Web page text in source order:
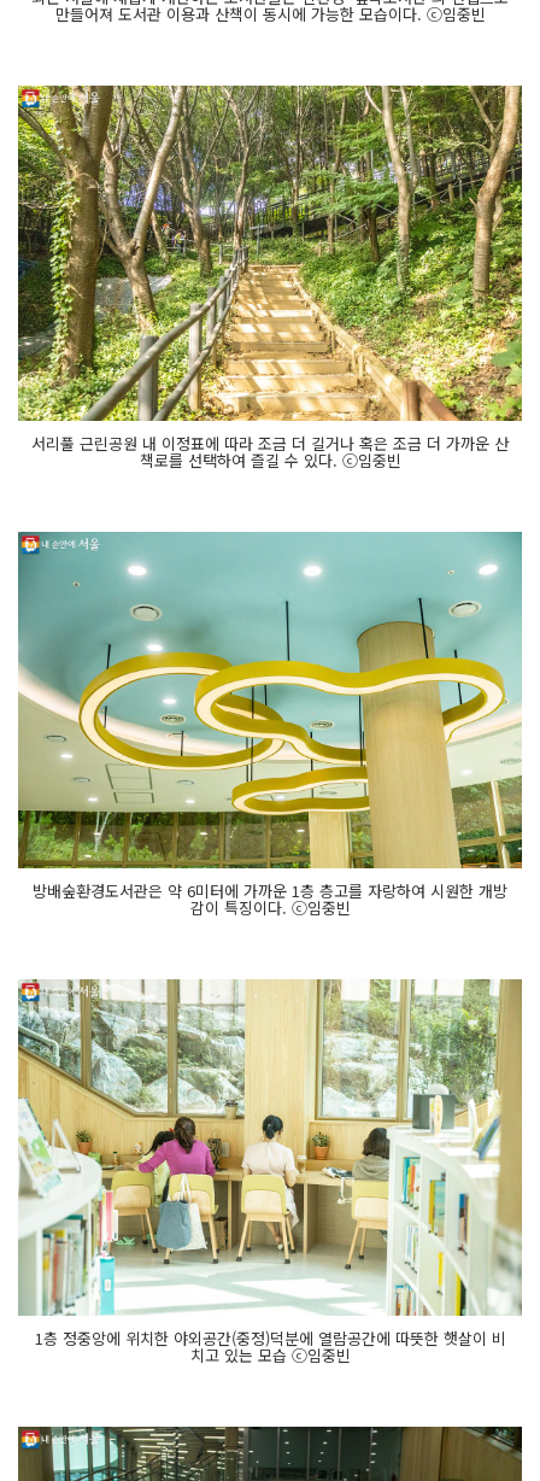
만들어져 도서관 이용과 산책이 동시에 가능한 모습이다. ⓒ임중빈
서리풀 근린공원 내 이정표에 따라 조금 더 길거나 혹은 조금 더 가까운 산
책로를 선택하여 즐길 수 있다. ⓒ임중빈
방배숲환경도서관은 약 6미터에 가까운 1층 층고를 자랑하여 시원한 개방
감이 특징이다. ⓒ임중빈
1층 정중앙에 위치한 야외공간(중정)덕분에 열람공간에 따뜻한 햇살이 비
치고 있는 모습 ⓒ임중빈